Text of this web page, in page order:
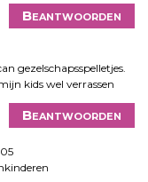
Beantwoorden
gezelschapsspelletjes.
kids wel verrassen
Beantwoorden